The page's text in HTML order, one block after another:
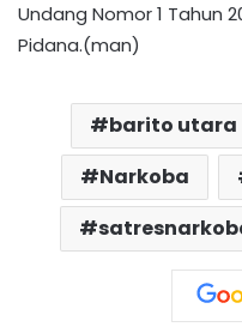
Undang Nomor 1 Tahun
Pidana.(man)
barito utara
Narkoba